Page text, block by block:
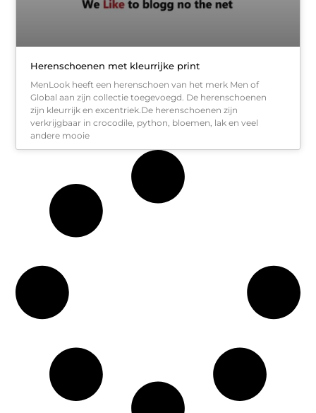
Herenschoenen met kleurrijke print
MenLook heeft een herenschoen van het merk Men of
Global aan zijn collectie toegevoegd. De herenschoenen
zijn kleurrijk en excentriek.De herenschoenen zijn
verkrijgbaar in crocodile, python, bloemen, lak en veel
andere mooie